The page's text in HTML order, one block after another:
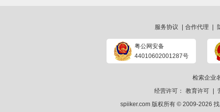
服务协议 合作代理
粤公网安备
44010602001287号
检索企业
经营许可：
教育许可
spiiker.com 版权所有 © 2009-2026